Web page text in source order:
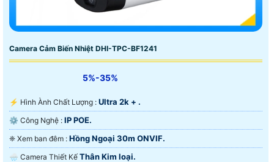
Camera Cảm Biến Nhiệt DHI-TPC-BF1241
5%-35%
️⚡ Hình Ành Chất Lượng : Ultra 2k + .
⚙ Công Nghệ : IP POE.
❈ Xem ban đêm : Hồng Ngoại 30m ONVIF.
🌧️ Camera Thiết Kế Thân Kim loại.